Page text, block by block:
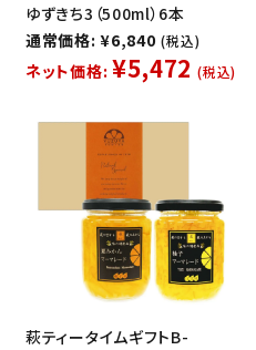
ゆずきち3（500ml）6本
通常価格: ¥6,840 (税込)
ネット価格: ¥5,472 (税込)
萩ティータイムギフトB-